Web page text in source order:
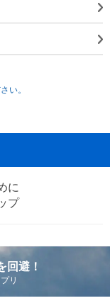
い。
に
プ
回避！
リ